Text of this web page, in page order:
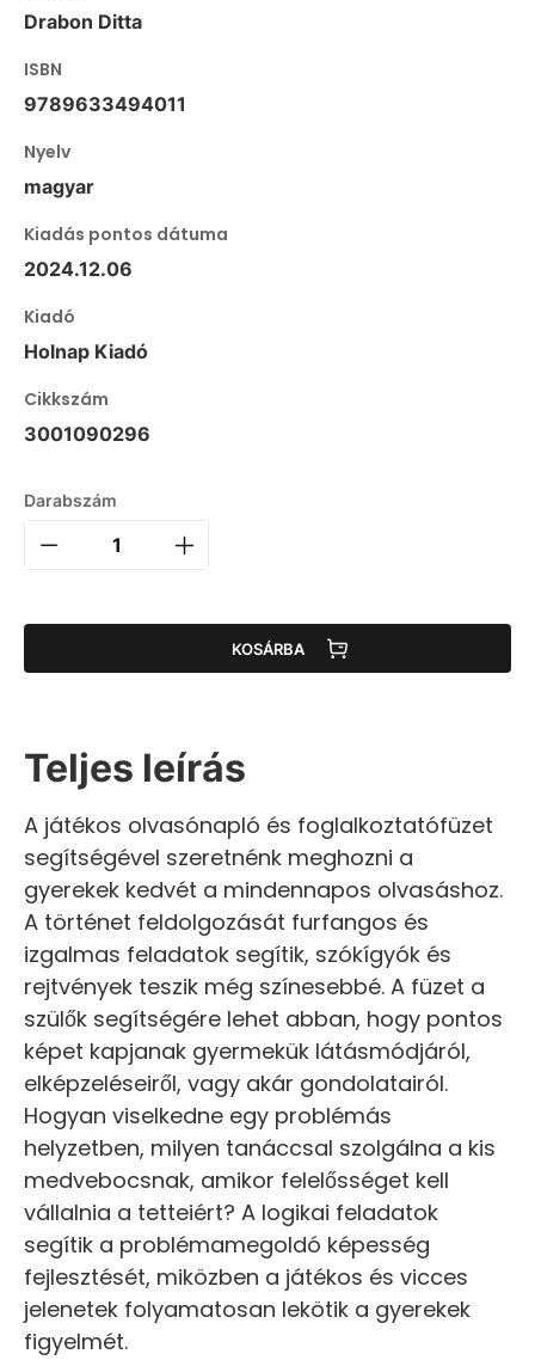
Drabon Ditta
ISBN
9789633494011
Nyelv
magyar
Kiadás pontos dátuma
2024.12.06
Kiadó
Holnap Kiadó
Cikkszám
3001090296
Darabszám
KOSÁRBA
Teljes leírás
A játékos olvasónapló és foglalkoztatófüzet
segítségével szeretnénk meghozni a
gyerekek kedvét a mindennapos olvasáshoz.
A történet feldolgozását furfangos és
izgalmas feladatok segítik, szókígyók és
rejtvények teszik még színesebbé. A füzet a
szülők segítségére lehet abban, hogy pontos
képet kapjanak gyermekük látásmódjáról,
elképzeléseiről, vagy akár gondolatairól.
Hogyan viselkedne egy problémás
helyzetben, milyen tanáccsal szolgálna a kis
medvebocsnak, amikor felelősséget kell
vállalnia a tetteiért? A logikai feladatok
segítik a problémamegoldó képesség
fejlesztését, miközben a játékos és vicces
jelenetek folyamatosan lekötik a gyerekek
figyelmét.